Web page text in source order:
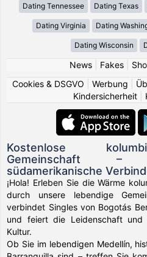
Dating Tennessee Dating Texas
Dating Virginia Dating
Dating Wisconsin
News| Fakes|
Cookies & DSGVO
Werbung
Kindersicherheit
Kostenlose
Gemeinschaft –
südamerikanische
¡Hola! Erleben Sie die Wärme
durch unsere lebendige
verbindet Singles von Bogotás
und feiert die Leidenschaft und
Kultur.
Ob Sie im lebendigen Medellín,